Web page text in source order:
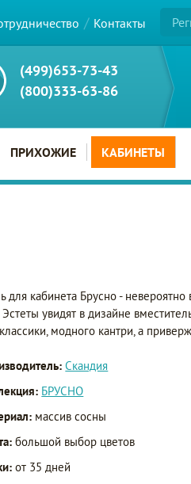
Контакты
(499)653-73-43
(800)333-63-86
ПРИХОЖИЕ КАБИНЕТЫ
для кабинета Брусно -
Эстеты увидят в дизайне
модного кантри, а
Скандия
БРУСНО
массив сосны
большой выбор цветов
от 35 дней